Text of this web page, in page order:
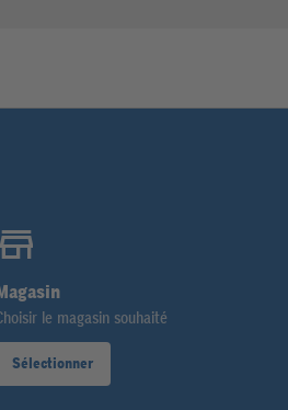
le magasin souhaité
Sélectionner